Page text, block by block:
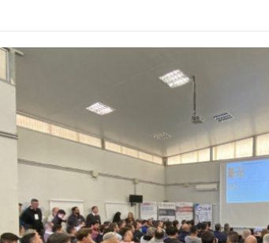
DE